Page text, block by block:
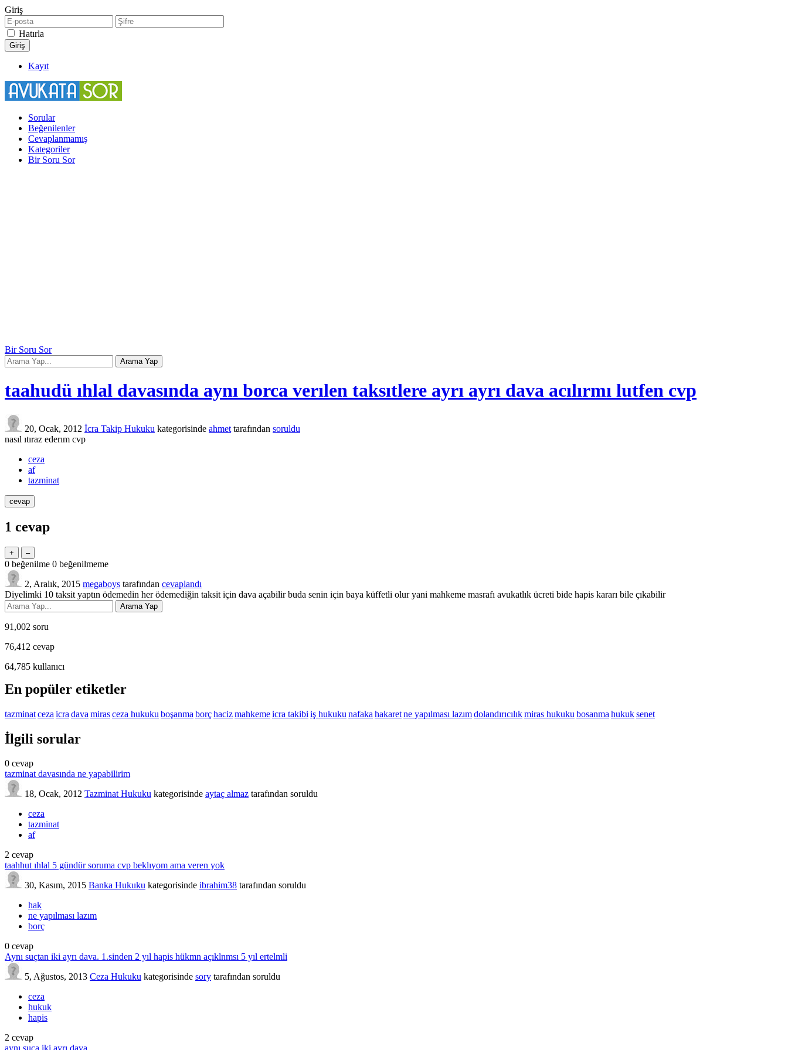
Giriş
Hatırla
Kayıt
Sorular
Beğenilenler
Cevaplanmamış
Kategoriler
Bir Soru Sor
Bir Soru Sor
taahudü ıhlal davasında aynı borca verılen taksıtlere ayrı ayrı dava acılırmı lutfen cvp
20, Ocak, 2012 İcra Takip Hukuku kategorisinde ahmet tarafından soruldu
nasıl ıtıraz ederım cvp
ceza
af
tazminat
1 cevap
0 beğenilme 0 beğenilmeme
2, Aralık, 2015 megaboys tarafından cevaplandı
Diyelimki 10 taksit yaptın ödemedin her ödemediğin taksit için dava açabilir buda senin için baya küffetli olur yani mahkeme masrafı avukatlık ücreti bide hapis kararı bile çıkabilir
91,002 soru
76,412 cevap
64,785 kullanıcı
En popüler etiketler
tazminatceza icra dava mirasceza hukuku boşanma borçhacizmahkemeicra takibi iş hukuku nafaka hakaretne yapılması lazımdolandırıcılıkmiras hukuku bosanma hukuksenet
İlgili sorular
0 cevap
tazminat davasında ne yapabilirim
18, Ocak, 2012 Tazminat Hukuku kategorisinde aytaç almaz tarafından soruldu
ceza
tazminat
af
2 cevap
taahhut ıhlal 5 gündür soruma cvp beklıyom ama veren yok
30, Kasım, 2015 Banka Hukuku kategorisinde ibrahim38 tarafından soruldu
hak
ne yapılması lazım
borç
0 cevap
Aynı suçtan iki ayrı dava. 1.sinden 2 yıl hapis hükmn açıklnmsı 5 yıl ertelmli
5, Ağustos, 2013 Ceza Hukuku kategorisinde sory tarafından soruldu
ceza
hukuk
hapis
2 cevap